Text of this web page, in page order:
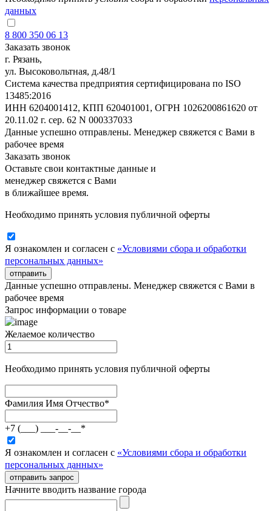
данных
8 800 350 06 13
Заказать звонок
г. Рязань,
ул. Высоковольтная, д.48/1
Система качества предприятия сертифицирована по ISO
13485:2016
ИНН 6204001412, КПП 620401001, ОГРН 1026200861620 от
20.11.02 г. сер. 62 N 000337033
Данные успешно отправлены. Менеджер свяжется с Вами в
рабочее время
Заказать звонок
Оставьте свои контактные данные и
менеджер свяжется с Вами
в ближайшее время.
Необходимо принять условия публичной оферты
Я ознакомлен и согласен с «Условиями сбора и обработки
персональных данных»
отправить
Данные успешно отправлены. Менеджер свяжется с Вами в
рабочее время
Запрос информации о товаре
Желаемое количество
Необходимо принять условия публичной оферты
Фамилия Имя Отчество*
+7 (___) ___-__-__ *
Я ознакомлен и согласен с «Условиями сбора и обработки
персональных данных»
отправить запрос
Начните вводить название города